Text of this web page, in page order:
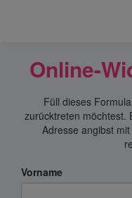
Online-
Füll dieses
zurücktreten möchtest.
Adresse angibst
Vorname